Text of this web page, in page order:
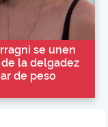
se unen
la delgadez
de peso